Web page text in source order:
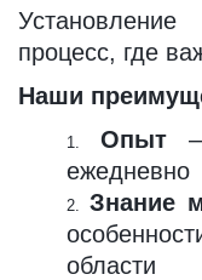
процесс, где
Наши
Опыт—
ежедневно
Знание
области